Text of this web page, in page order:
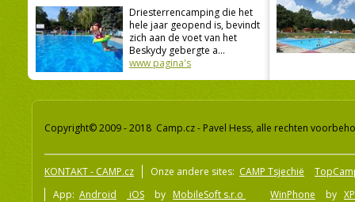
Driesterrencamping die het
hele jaar geopend is, bevindt
zich aan de voet van het
Beskydy gebergte a...
www pagina's
Copyright© 2009 - 2018 Camp.cz - Pavel Hess, alle rechten
KONTAKT - CAMP.cz Onze andere sites: CAMP Tsjechië
App: Android iOS by MobileSoft s.r.o WinPhone by